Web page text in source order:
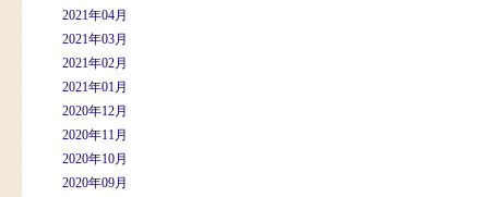
2021年04月
2021年03月
2021年02月
2021年01月
2020年12月
2020年11月
2020年10月
2020年09月